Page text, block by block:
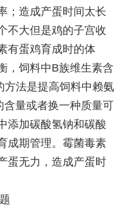
；造成产蛋时间太长
不大但是鸡的子宫收
有蛋鸡育成时的体
，饲料中B族维生素含
方法是提高饲料中赖氨
量或者换一种质量可
添加碳酸氢钠和碳酸
成期管理。霉菌毒素
蛋无力，造成产蛋时